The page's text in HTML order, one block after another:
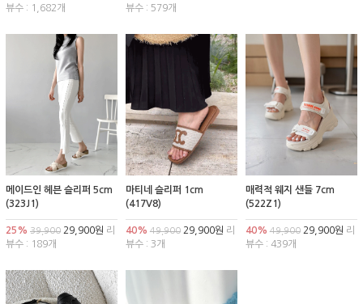
뷰수 : 1,682개
뷰수 : 579개
메이드인 헤븐 슬리퍼 5cm
(323J1)
25% 39,900 29,900원 리
뷰수 : 189개
마티네 슬리퍼 1cm
(417V8)
40% 49,90029,900원 리
뷰수 : 3개
매력적 웨지 샌들 7cm
(522Z1)
40% 49,90029,900원 리
뷰수 : 439개